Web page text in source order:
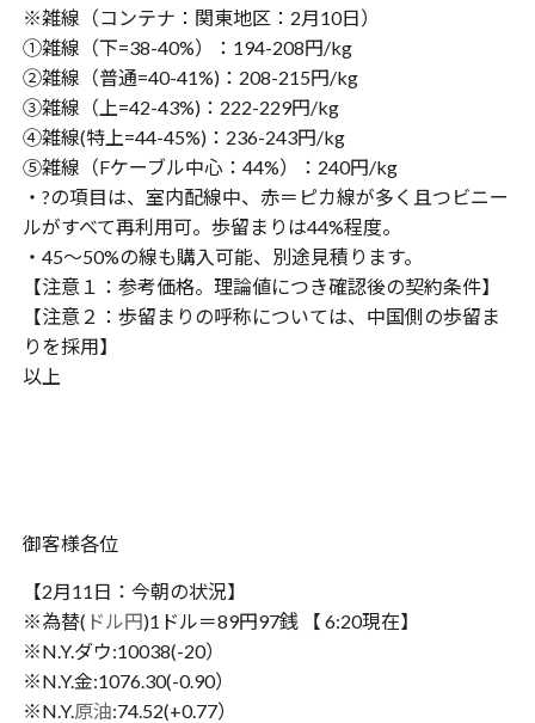
※雑線（コンテナ：関東地区：2月10日）
①雑線（下=38-40%）：194-208円/kg
②雑線（普通=40-41%)：208-215円/kg
③雑線（上=42-43%)：222-229円/kg
④雑線(特上=44-45%)：236-243円/kg
⑤雑線（Fケーブル中心：44%）：240円/kg
・?の項目は、室内配線中、赤＝ピカ線が多く且つビニー
ルがすべて再利用可。歩留まりは44%程度。
・45〜50%の線も購入可能、別途見積ります。
【注意１：参考価格。理論値につき確認後の契約条件】
【注意２：歩留まりの呼称については、中国側の歩留ま
りを採用】
以上
御客様各位
【2月11日：今朝の状況】
※為替( ドル円)1ドル＝89円97銭 【 6:20現在】
※N.Y.ダウ:10038(-20）
※N.Y.金:1076.30(-0.90）
※N.Y.原油:74.52(+0.77）